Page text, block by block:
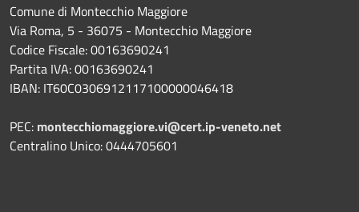
Comune di Montecchio Maggiore
Via Roma, 5 - 36075 - Montecchio Maggiore
Codice Fiscale: 00163690241
Partita IVA: 00163690241
IBAN: IT60C0306912117100000046418
PEC: montecchiomaggiore.vi@cert.ip-veneto.net
Centralino Unico: 0444705601